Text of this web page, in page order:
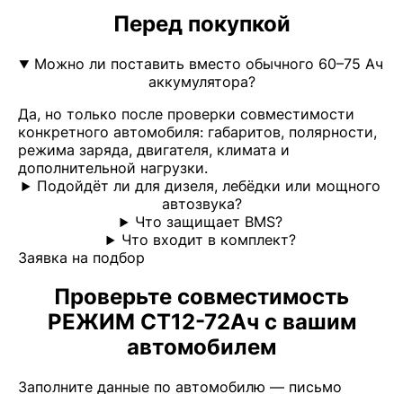
Перед покупкой
Можно ли поставить вместо обычного 60–75 Ач
аккумулятора?
Да, но только после проверки совместимости
конкретного автомобиля: габаритов, полярности,
режима заряда, двигателя, климата и
дополнительной нагрузки.
Подойдёт ли для дизеля, лебёдки или мощного
автозвука?
Что защищает BMS?
Что входит в комплект?
Заявка на подбор
Проверьте совместимость
РЕЖИМ СТ12-72Ач с вашим
автомобилем
Заполните данные по автомобилю — письмо